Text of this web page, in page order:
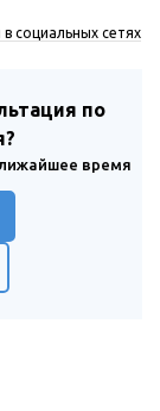
социальных сетях
по
время